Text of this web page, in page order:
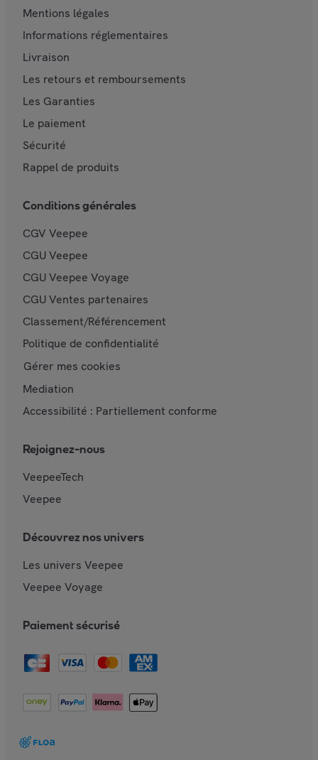
Mentions légales
Informations réglementaires
Livraison
Les retours et remboursements
Les Garanties
Le paiement
Sécurité
Rappel de produits
Conditions générales
CGV Veepee
CGU Veepee
CGU Veepee Voyage
CGU Ventes partenaires
Classement/Référencement
Politique de confidentialité
Gérer mes cookies
Mediation
Accessibilité : Partiellement conforme
Rejoignez-nous
VeepeeTech
Veepee
Découvrez nos univers
Les univers Veepee
Veepee Voyage
Paiement sécurisé